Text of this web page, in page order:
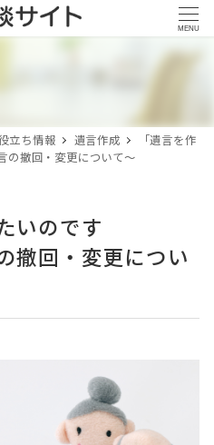
MENU
立ち情報 遺言作成
「遺言を作
の撤回・変更について～
いのです
撤回・変更につい